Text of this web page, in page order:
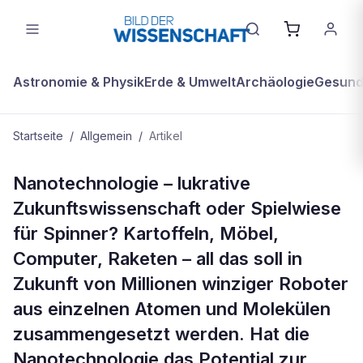
Astronomie & PhysikErde & UmweltArchäologie
Startseite / Allgemein / Artikel
Das Riesenreich der kleinsten Dinge
Nanotechnologie – lukrative
Zukunftswissenschaft oder Spielwiese
für Spinner? Kartoffeln, Möbel,
Computer, Raketen – all das soll in
Zukunft von Millionen winziger Roboter
aus einzelnen Atomen und Molekülen
zusammengesetzt werden. Hat die